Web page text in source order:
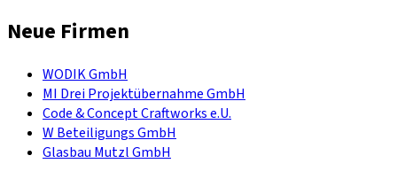
Neue Firmen
WODIK GmbH
MI Drei Projektübernahme GmbH
Code & Concept Craftworks e.U.
W Beteiligungs GmbH
Glasbau Mutzl GmbH